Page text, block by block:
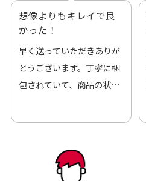
想像よりもキレイで良
かった！
早く送っていただきありが
とうございます。丁寧に梱
包されていて、商品の状態